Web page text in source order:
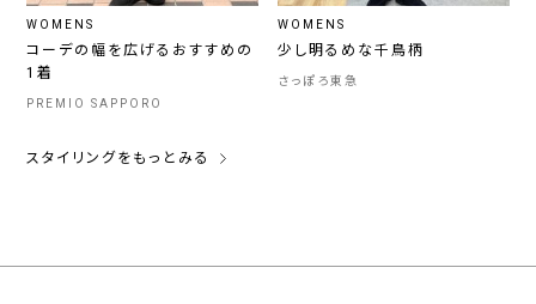
WOMENS
コーデの幅を広げるおすすめの
1着
PREMIO SAPPORO
WOMENS
少し明るめな千鳥柄
さっぽろ東急
スタイリングをもっとみる